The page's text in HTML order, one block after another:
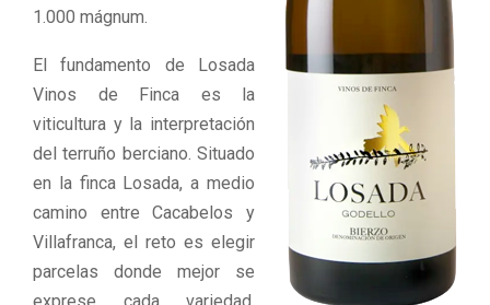
1.000 mágnum.
El fundamento de Losada
Vinos de Finca es la
viticultura y la interpretación
del terruño berciano. Situado
en la finca Losada, a medio
camino entre Cacabelos y
Villafranca, el reto es elegir
parcelas donde mejor se